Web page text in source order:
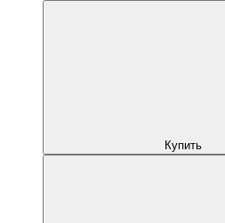
Купить